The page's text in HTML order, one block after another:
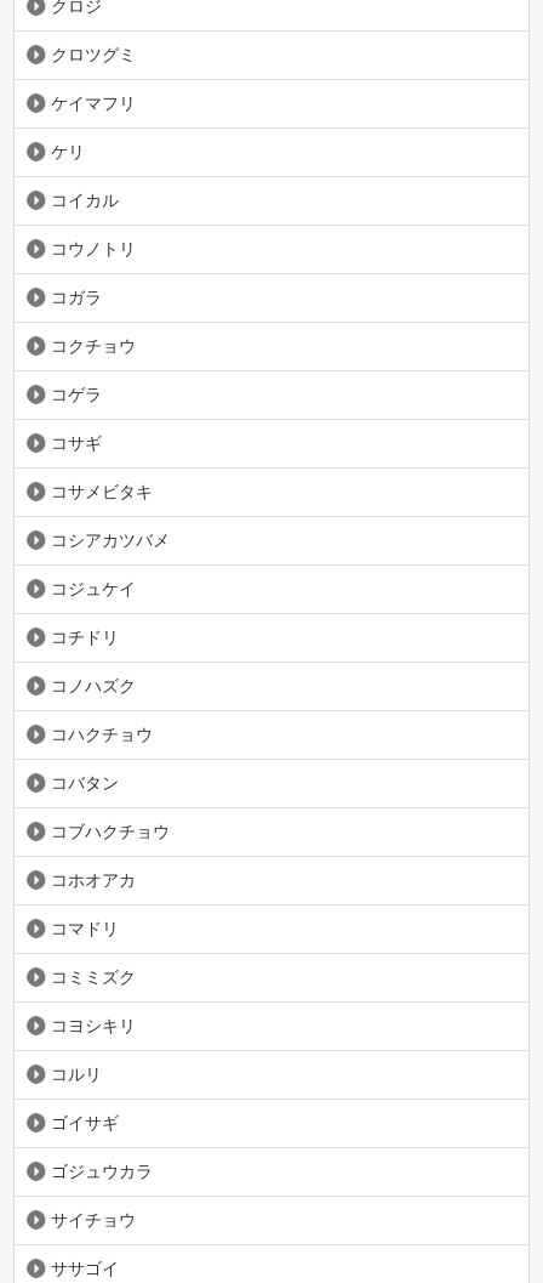
クロジ
クロツグミ
ケイマフリ
ケリ
コイカル
コウノトリ
コガラ
コクチョウ
コゲラ
コサギ
コサメビタキ
コシアカツバメ
コジュケイ
コチドリ
コノハズク
コハクチョウ
コバタン
コブハクチョウ
コホオアカ
コマドリ
コミミズク
コヨシキリ
コルリ
ゴイサギ
ゴジュウカラ
サイチョウ
ササゴイ